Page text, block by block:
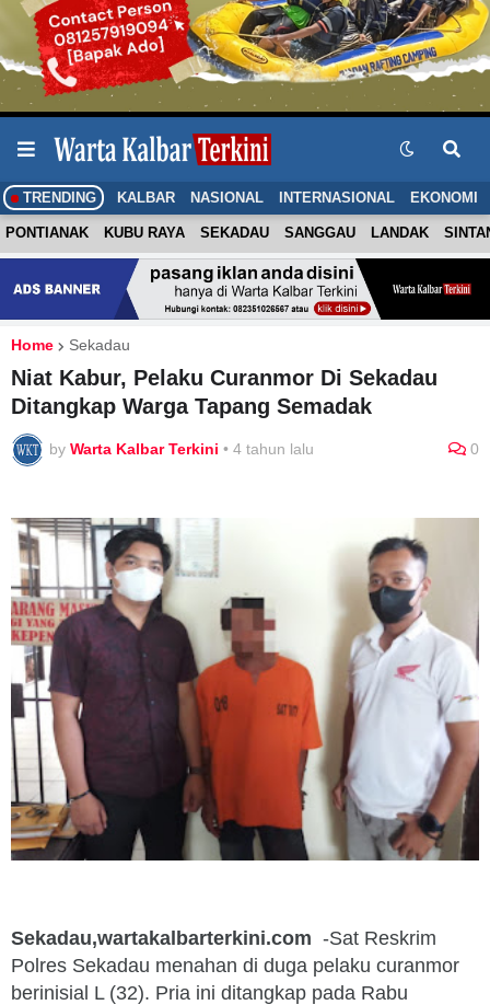
TRENDING KALBAR NASIONAL INTERNASIONAL EKONOMI
PONTIANAK KUBU RAYA SEKADAU SANGGAU LANDAK
Home Sekadau
Niat Kabur, Pelaku Curanmor Di Sekadau
Ditangkap Warga Tapang Semadak
by Warta Kalbar Terkini • 4 tahun lalu 0
Sekadau,wartakalbarterkini.com -Sat Reskrim
Polres Sekadau menahan di duga pelaku curanmor
berinisial L (32). Pria ini ditangkap pada Rabu